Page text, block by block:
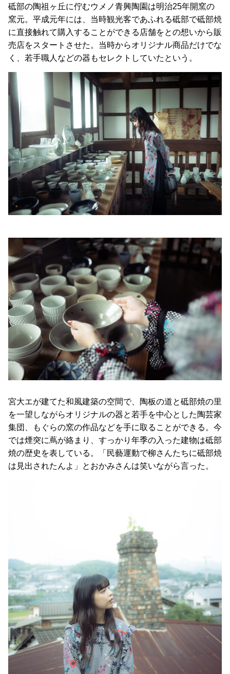
砥部の陶祖ヶ丘に佇むウメノ青興陶園は明治25年開窯の
窯元。平成元年には、当時観光客であふれる砥部で砥部焼
に直接触れて購入することができる店舗をとの想いから販
売店をスタートさせた。当時からオリジナル商品だけでな
く、若手職人などの器もセレクトしていたという。
宮大エが建てた和風建築の空間で、陶板の道と砥部焼の里
を一望しながらオリジナルの器と若手を中心とした陶芸家
集団、もぐらの窯の作品などを手に取ることができる。今
では煙突に蔦が絡まり、すっかり年季の入った建物は砥部
焼の歴史を表している。「民藝運動で柳さんたちに砥部焼
は見出されたんよ」とおかみさんは笑いながら言った。